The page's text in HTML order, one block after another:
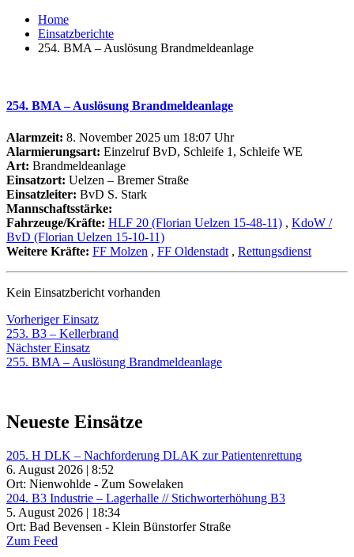
Home
Einsatzberichte
254. BMA – Auslösung Brandmeldeanlage
254. BMA – Auslösung Brandmeldeanlage
Alarmzeit: 8. November 2025 um 18:07 Uhr
Alarmierungsart: Einzelruf BvD, Schleife 1, Schleife WE
Art: Brandmeldeanlage
Einsatzort: Uelzen – Bremer Straße
Einsatzleiter: BvD S. Stark
Mannschaftsstärke:
Fahrzeuge/Kräfte: HLF 20 (Florian Uelzen 15-48-11) , KdoW /
BvD (Florian Uelzen 15-10-11)
Weitere Kräfte: FF Molzen , FF Oldenstadt , Rettungsdienst
Kein Einsatzbericht vorhanden
Beitragsnavigation
Vorheriger EinsatzVorheriger
Einsatz:
253. B3 – Kellerbrand
Nächster EinsatzNächster
Einsatz:
255. BMA – Auslösung Brandmeldeanlage
Neueste Einsätze
205. H DLK – Nachforderung DLAK zur Patientenrettung
6. August 2026 | 8:52
Ort: Nienwohlde - Zum Sowelaken
204. B3 Industrie – Lagerhalle // Stichworterhöhung B3
5. August 2026 | 18:34
Ort: Bad Bevensen - Klein Bünstorfer Straße
Zum Feed